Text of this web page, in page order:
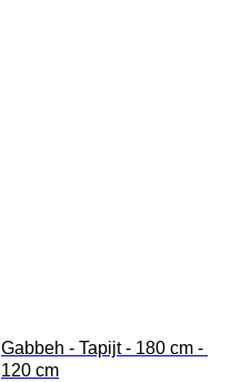
Gabbeh - Tapijt - 180 cm -
120 cm